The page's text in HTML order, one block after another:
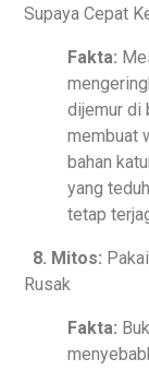
Supaya Cepat
Fakta:
dijemur di
membuat
bahan
yang
tetap
8. Mitos:
Rusak
Fakta: